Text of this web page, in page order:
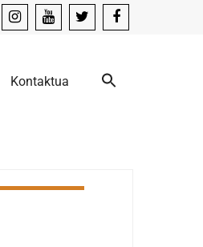
Kontaktua